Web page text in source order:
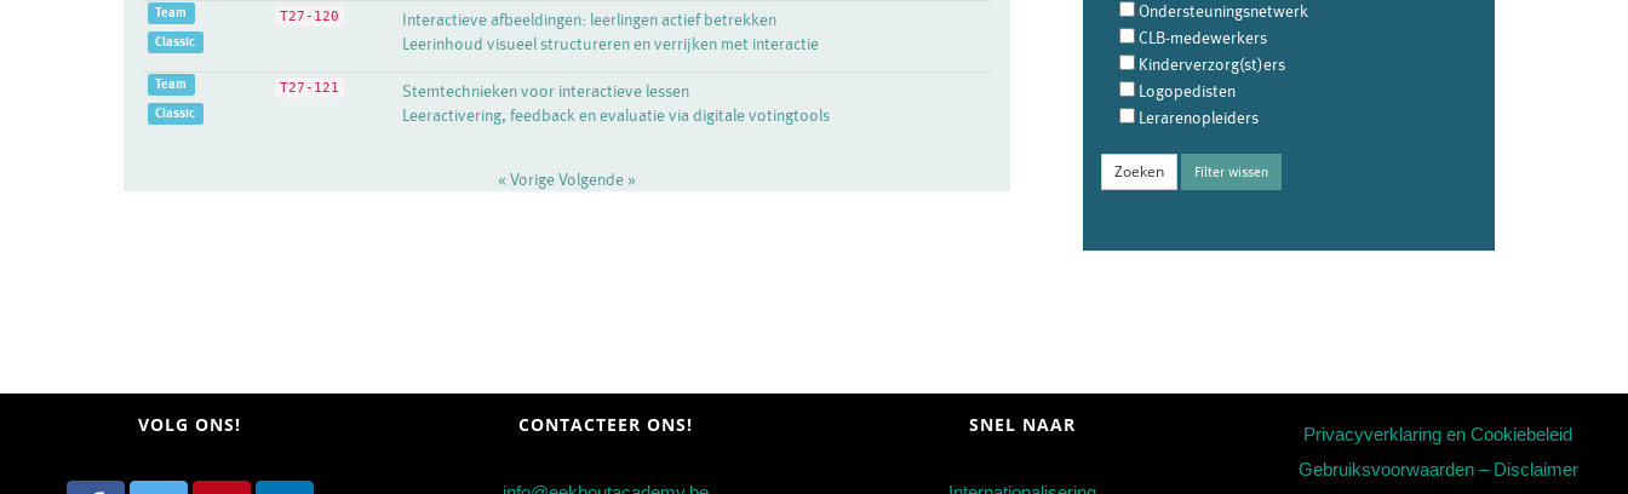
Team
Classic
T27-120
Interactieve afbeeldingen: leerlingen actief betrekken
Leerinhoud visueel structureren en verrijken met interactie
Team
Classic
T27-121
Stemtechnieken voor interactieve lessen
Leeractivering, feedback en evaluatie via digitale votingtools
« VorigeVolgende »
Ondersteuningsnetwerk
CLB-medewerkers
Kinderverzorg(st)ers
Logopedisten
Lerarenopleiders
Filter wissen
VOLG ONS! CONTACTEER ONS! SNEL NAAR
Privacyverklaring en Cookiebeleid
Gebruiksvoorwaarden – Disclaimer